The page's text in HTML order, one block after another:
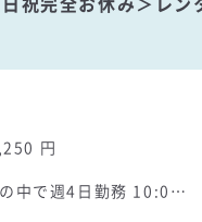
円
中で週4日勤務 10:0…